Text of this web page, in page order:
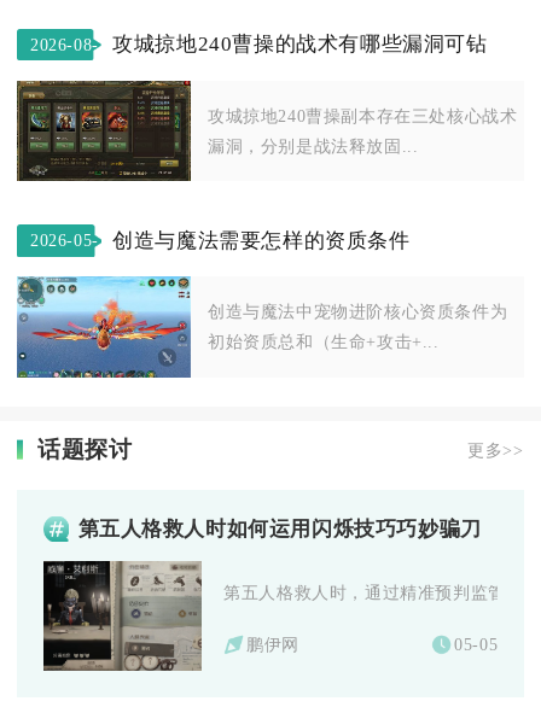
2026-08-
攻城掠地240曹操的战术有哪些漏洞可钻
攻城掠地240曹操副本存在三处核心战术
漏洞，分别是战法释放固...
2026-05-
13
创造与魔法需要怎样的资质条件
创造与魔法中宠物进阶核心资质条件为
初始资质总和（生命+攻击+...
话题探讨 更多>>
第五人格救人时如何运用闪烁技巧巧妙骗刀
第五人格救人时，通过精准预判监管者
鹏伊网 05-05